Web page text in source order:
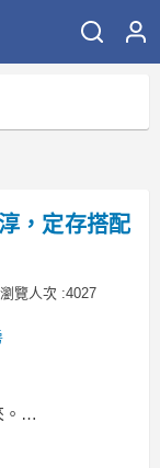
，定存搭配
瀏覽人次 :4027